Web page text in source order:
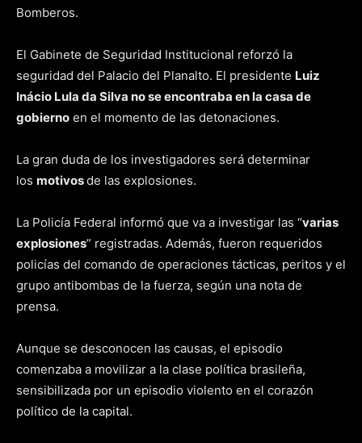
Bomberos.
El Gabinete de Seguridad Institucional reforzó la
seguridad del Palacio del Planalto. El presidente Luiz
Inácio Lula da Silva no se encontraba en la casa de
gobierno en el momento de las detonaciones.
La gran duda de los investigadores será determinar
los motivosde las explosiones.
La Policía Federal informó que va a investigar las “varias
explosiones” registradas. Además, fueron requeridos
policías del comando de operaciones tácticas, peritos y el
grupo antibombas de la fuerza, según una nota de
prensa.
Aunque se desconocen las causas, el episodio
comenzaba a movilizar a la clase política brasileña,
sensibilizada por un episodio violento en el corazón
político de la capital.